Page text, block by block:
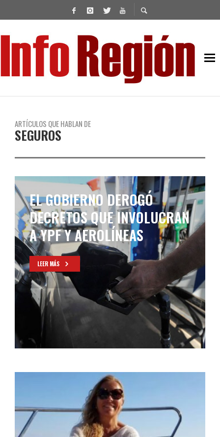
ARTÍCULOS QUE HABLAN DE
SEGUROS
EL GOBIERNO DEROGÓ
DECRETOS QUE INVOLUCRAN
A YPF Y AEROLÍNEAS
LEER MÁS